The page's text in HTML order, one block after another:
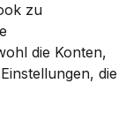
zu
die Konten,
die